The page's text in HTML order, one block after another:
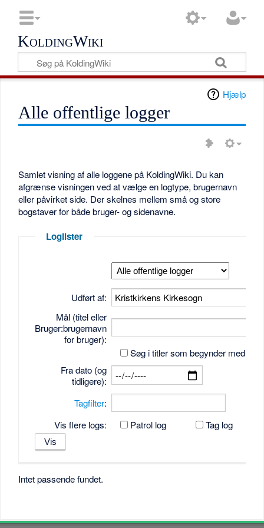
KoldingWiki
Hjælp
Alle offentlige logger
Samlet visning af alle loggene på KoldingWiki. Du kan
afgrænse visningen ved at vælge en logtype, brugernavn
eller påvirket side. Der skelnes mellem små og store
bogstaver for både bruger- og sidenavne.
Loglister
Udført af:
Mål (titel eller
Bruger:brugernavn
for bruger):
Søg i titler som begynder med
Fra dato (og
tidligere):
Tagfilter:
Vis flere logs:
Patrol log Tag log
Intet passende fundet.